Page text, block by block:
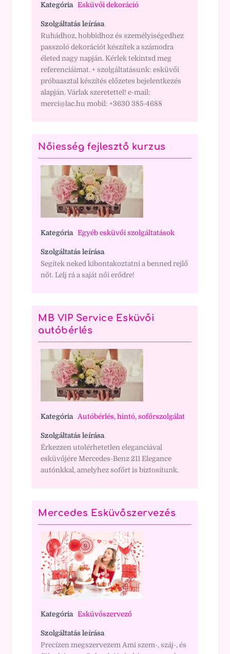
Kategória Esküvői dekoráció
Szolgáltatás leírása
Ruhádhoz, hobbidhoz és személyiségedhez
passzoló dekorációt készítek a számodra
életed nagy napján. Kérlek tekintsd meg
referenciáimat. + szolgáltatásunk: esküvői
próbaasztal készítés előzetes bejelentkezés
alapján. Várlak szeretettel! e-mail:
merci@lac.hu mobil: +3630 385-4688
Nőiesség fejlesztő kurzus
Kategória Egyéb esküvői szolgáltatások
Szolgáltatás leírása
Segítek neked kibontakoztatni a benned rejlő
nőt. Lelj rá a saját női erődre!
MB VIP Service Esküvői
autóbérlés
Kategória Autóbérlés, hintó, sofőrszolgálat
Szolgáltatás leírása
Érkezzen utolérhetetlen eleganciával
esküvőjére Mercedes-Benz 211 Elegance
autónkkal, amelyhez sofőrt is biztosítunk.
Mercedes Esküvőszervezés
Kategória Esküvőszervező
Szolgáltatás leírása
Precízen megszervezem Ami szem-, száj-, és